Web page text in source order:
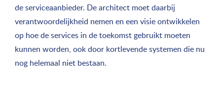
de serviceaanbieder. De architect moet daarbij
verantwoordelijkheid nemen en een visie ontwikkelen
op hoe de services in de toekomst gebruikt moeten
kunnen worden, ook door kortlevende systemen die nu
nog helemaal niet bestaan.